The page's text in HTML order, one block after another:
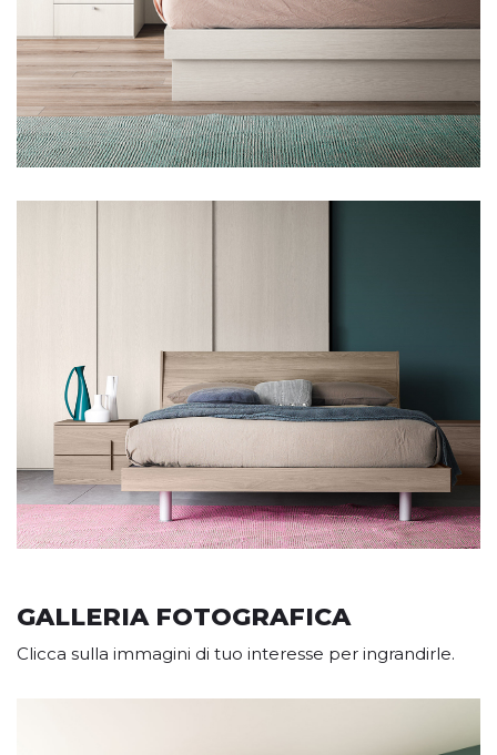
GALLERIA FOTOGRAFICA
Clicca sulla immagini di tuo interesse per ingrandirle.